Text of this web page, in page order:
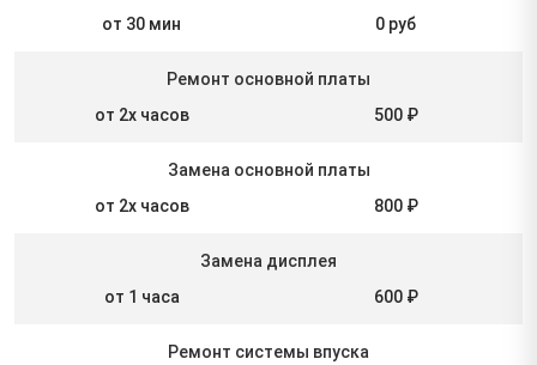
от 30 мин
0 руб
Ремонт основной платы
от 2х часов
500 ₽
Замена основной платы
от 2х часов
800 ₽
Замена дисплея
от 1 часа
600 ₽
Ремонт системы впуска